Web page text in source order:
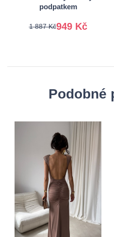
podpatkem
949 Kč
1 887 Kč
Podobné